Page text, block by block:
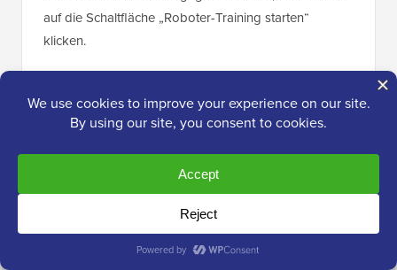
Sobald Sie den Link eingegeben haben, müssen Sie
auf die Schaltfläche „Roboter-Training starten“